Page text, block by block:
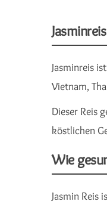
Jasminreis
Jasminreis
Vietnam,
Dieser Reis
köstlichen
Wie
Jasmin Reis